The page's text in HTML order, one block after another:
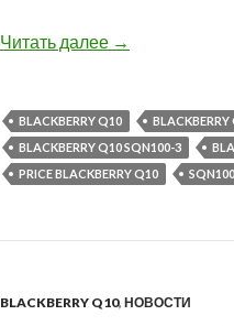
Читать далее BlackBerry
→
BLACKBERRY Q10 BLACKBERRY
BLACKBERRY Q10 SQN100-3
PRICE BLACKBERRY Q10
BLACKBERRY Q10, НОВОСТИ